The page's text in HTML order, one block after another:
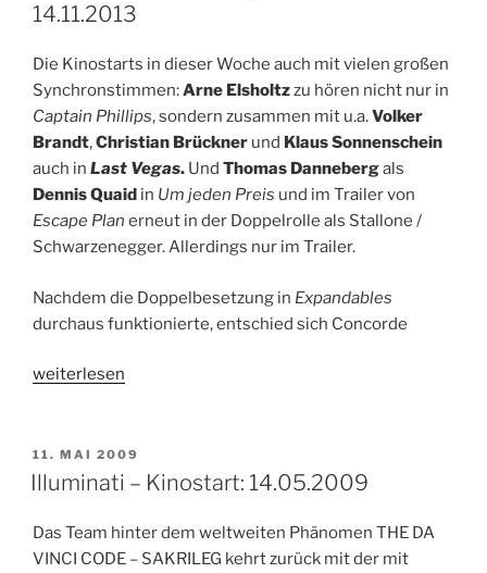
14.11.2013
Die Kinostarts in dieser Woche auch mit vielen großen
Synchronstimmen:Arne Elsholtzzu hören nicht nur in
Captain Phillips, sondern zusammen mit u.a.Volker
Brandt,Christian Brückner und Klaus Sonnenschein
auch in Last Vegas. Und Thomas Dannebergals
Dennis Quaid in Um jeden Preis und im Trailer von
Escape Plan erneut in der Doppelrolle als Stallone /
Schwarzenegger. Allerdings nur im Trailer.
Nachdem die Doppelbesetzung in Expandables
durchaus funktionierte, entschied sich Concorde
„Escape
Last
Vegas
Kinostart:
14.11.2013“
weiterlesen
VERÖFFENTLICHT
AM
11. MAI 2009
Illuminati – Kinostart: 14.05.2009
Das Team hinter dem weltweiten Phänomen THE DA
VINCI CODE – SAKRILEG kehrt zurück mit der mit